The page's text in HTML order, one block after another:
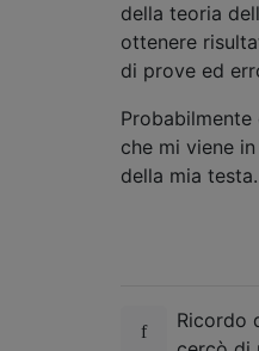
della teoria
ottenere
di prove ed
che mi viene
della mia testa.
Ricordo